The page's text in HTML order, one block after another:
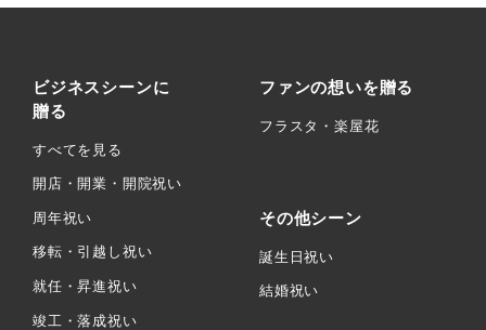
ビジネスシーンに
贈る
すべてを見る
開店・開業・開院祝い
周年祝い
移転・引越し祝い
就任・昇進祝い
竣工・落成祝い
ファンの想いを贈る
フラスタ・楽屋花
その他シーン
誕生日祝い
結婚祝い